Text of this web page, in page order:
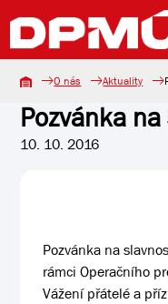
O nás Aktuality
Pozvánka
10. 10. 2016
Pozvánka na
rámci Operačního
Vážení přátelé a